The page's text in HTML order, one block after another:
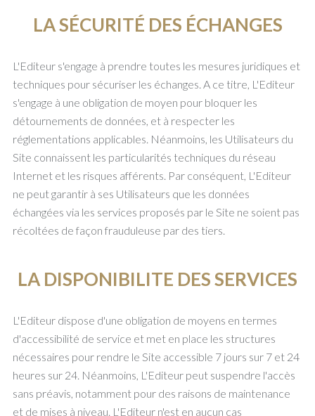
LA SÉCURITÉ DES ÉCHANGES
L'Editeur s'engage à prendre toutes les mesures juridiques et
techniques pour sécuriser les échanges. A ce titre, L'Editeur
s'engage à une obligation de moyen pour bloquer les
détournements de données, et à respecter les
réglementations applicables. Néanmoins, les Utilisateurs du
Site connaissent les particularités techniques du réseau
Internet et les risques afférents. Par conséquent, L'Editeur
ne peut garantir à ses Utilisateurs que les données
échangées via les services proposés par le Site ne soient pas
récoltées de façon frauduleuse par des tiers.
LA DISPONIBILITE DES SERVICES
L'Editeur dispose d'une obligation de moyens en termes
d'accessibilité de service et met en place les structures
nécessaires pour rendre le Site accessible 7 jours sur 7 et 24
heures sur 24. Néanmoins, L'Editeur peut suspendre l'accès
sans préavis, notamment pour des raisons de maintenance
et de mises à niveau. L'Editeur n'est en aucun cas